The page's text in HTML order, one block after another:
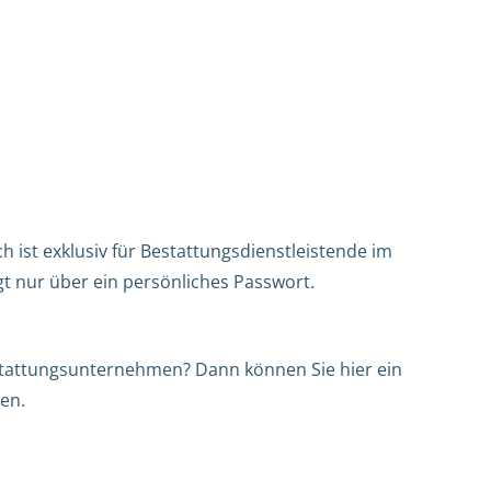
ist exklusiv für Bestattungsdienstleistende im
nur über ein persönliches Passwort.
Dann können Sie hier ein